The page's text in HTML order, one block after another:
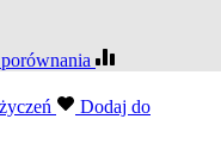
Dodaj do